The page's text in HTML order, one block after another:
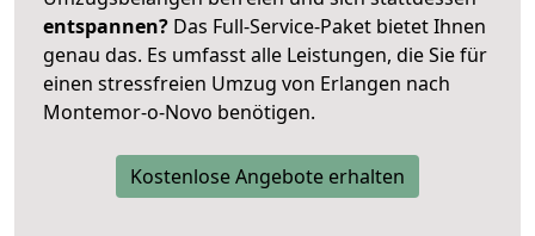
entspannen? Das Full-Service-Paket bietet Ihnen
genau das. Es umfasst alle Leistungen, die Sie für
einen stressfreien Umzug von Erlangen nach
Montemor-o-Novo benötigen.
Kostenlose Angebote erhalten